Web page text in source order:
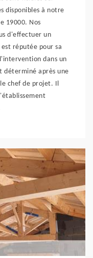
disponibles à notre
19000. Nos
d'effectuer un
réputée pour sa
dans un
déterminé après une
chef de projet. Il